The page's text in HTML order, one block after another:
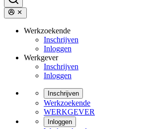
Werkzoekende
Inschrijven
Inloggen
Werkgever
Inschrijven
Inloggen
Inschrijven
Werkzoekende
WERKGEVER
Inloggen